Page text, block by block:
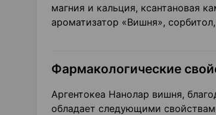
магния и кальция, ксантановая
ароматизатор «Вишня»,
Фармакологические
Аргентокеа Нанолар вишня,
обладает следующими